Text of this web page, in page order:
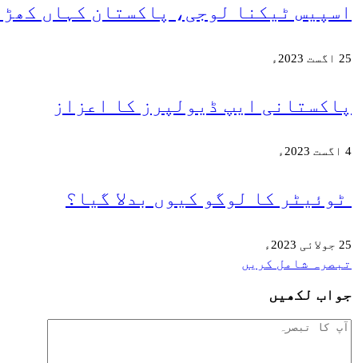
اسپیس ٹیکنا لوجی، پاکستان کہاں
25 اگست 2023ء
پاکستانی ایپ ڈیولپرز کا اعزاز
4 اگست 2023ء
ٹوئیٹر کا لوگو کیوں بدلا گیا؟
25 جولائی 2023ء
تبصرہ شامل کریں
جواب لکھیں